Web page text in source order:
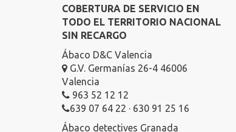
COBERTURA DE SERVICIO EN
TODO EL TERRITORIO NACIONAL
SIN RECARGO
Ábaco D&C Valencia
G.V. Germanías 26-4 46006
Valencia
963 52 12 12
639 07 64 22 · 630 91 25 16
Ábaco detectives Granada